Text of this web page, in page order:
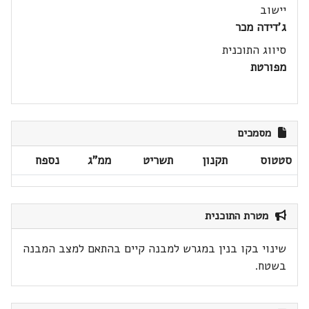
יישוב
ג'דידה מכר
סיווג התוכנית
מפורטת
מסמכים
סטטוס תקנון תשריט ממ"ג נספח
מטרת התוכנית
שינוי בקו בנין במגרש למבנה קיים בהתאם למצב המבנה
בשטח.